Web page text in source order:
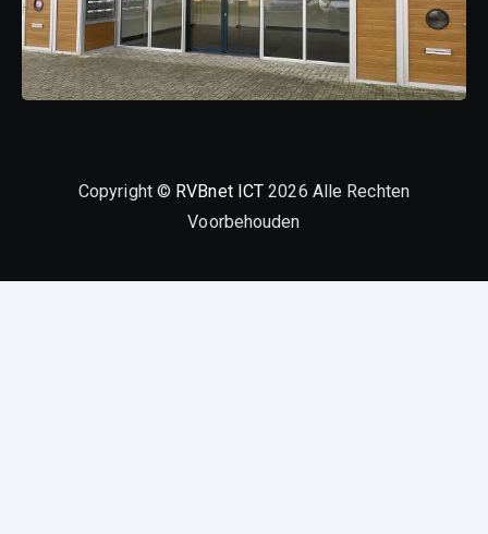
Copyright © RVBnet ICT 2026 Alle Rechten
Voorbehouden